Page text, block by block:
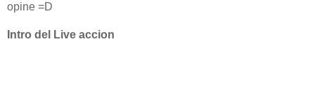
opine =D
Intro del Live accion